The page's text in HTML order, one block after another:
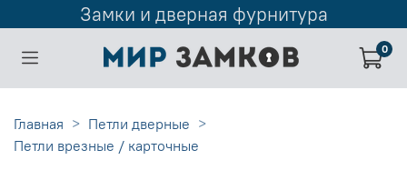
Замки и дверная фурнитура
0
Главная
Петли дверные
Петли врезные / карточные